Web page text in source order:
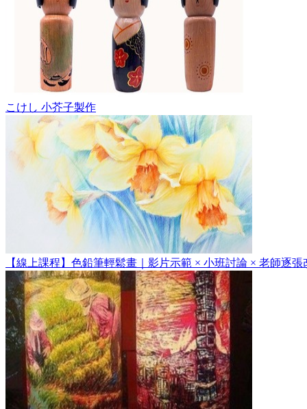
こけし 小芥子製作
【線上課程】色鉛筆輕鬆畫｜影片示範 × 小班討論 × 老師逐張